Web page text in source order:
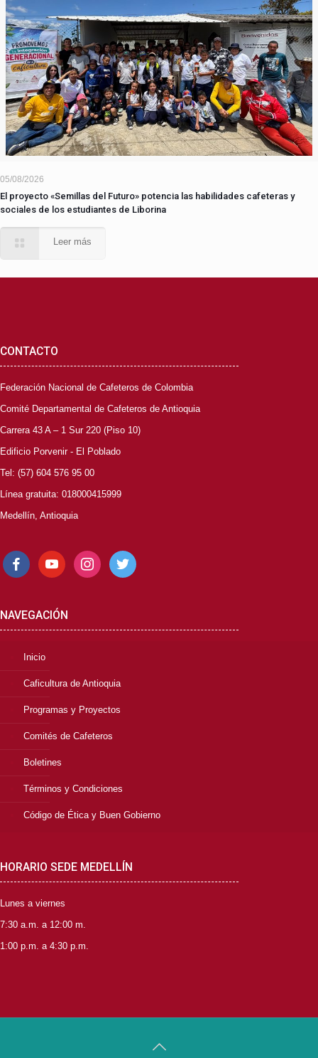
05/08/2026
El proyecto «Semillas del Futuro» potencia las habilidades cafeteras y
sociales de los estudiantes de Liborina
Leer más
CONTACTO
Federación Nacional de Cafeteros de Colombia
Comité Departamental de Cafeteros de Antioquia
Carrera 43 A – 1 Sur 220 (Piso 10)
Edificio Porvenir - El Poblado
Tel: (57) 604 576 95 00
Línea gratuita: 018000415999
Medellín, Antioquia
facebookyoutube instagramtwitter
NAVEGACIÓN
Inicio
Caficultura de Antioquia
Programas y Proyectos
Comités de Cafeteros
Boletines
Términos y Condiciones
Código de Ética y Buen Gobierno
HORARIO SEDE MEDELLÍN
Lunes a viernes
7:30 a.m. a 12:00 m.
1:00 p.m. a 4:30 p.m.